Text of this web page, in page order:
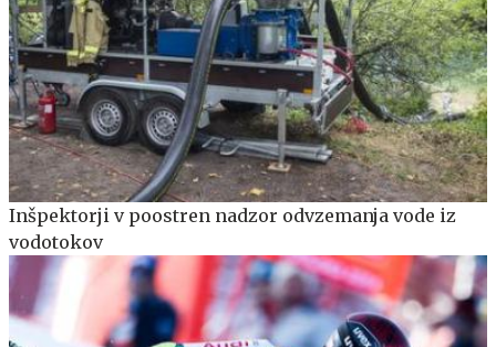
Inšpektorji v poostren nadzor odvzemanja vode iz
vodotokov